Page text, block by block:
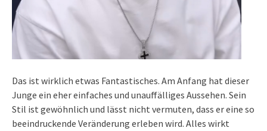
Das ist wirklich etwas Fantastisches. Am Anfang hat dieser
Junge ein eher einfaches und unauffälliges Aussehen. Sein
Stil ist gewöhnlich und lässt nicht vermuten, dass er eine so
beeindruckende Veränderung erleben wird. Alles wirkt